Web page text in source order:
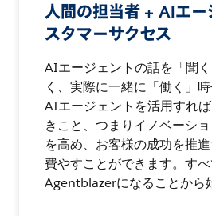
人間の担当者 + AIエー
スタマーサクセス
AIエージェントの話を「聞
く、実際に一緒に「働く」時
AIエージェントを活用すれ
きこと、つまりイノベーシ
を高め、お客様の成功を推
費やすことができます。すべ
Agentblazerになることから